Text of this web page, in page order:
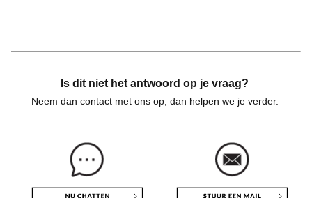
Is dit niet het antwoord op je vraag?
Neem dan contact met ons op, dan helpen we je verder.